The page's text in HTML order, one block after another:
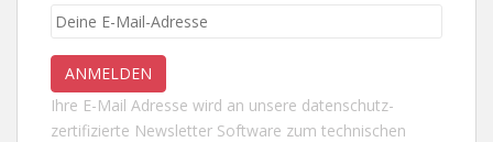
Ihre E-Mail Adresse wird an unsere datenschutz-
zertifizierte Newsletter Software zum technischen